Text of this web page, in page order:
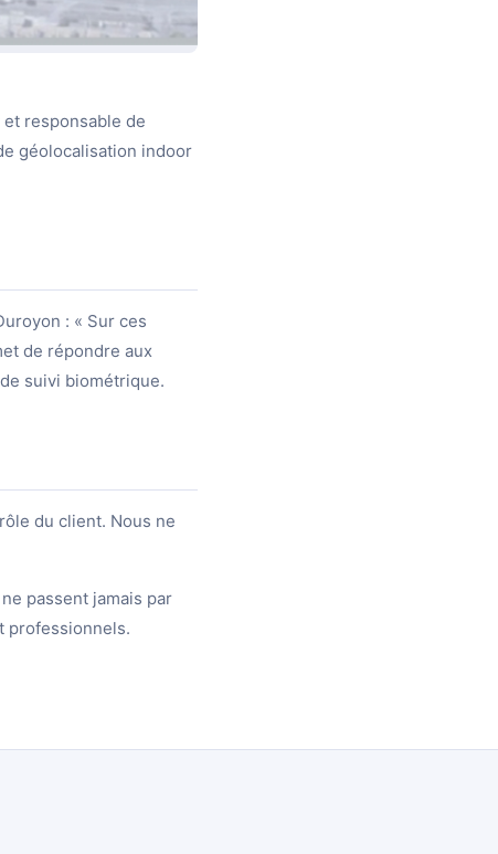
responsable de
géolocalisation indoor
: « Sur ces
de répondre aux
suivi biométrique.
du client. Nous ne
passent jamais par
professionnels.